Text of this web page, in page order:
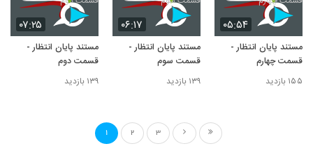
۰۵:۵۴
مستند پایان انتظار -
قسمت چهارم
۱۵۵ بازدید
۰۶:۱۷
مستند پایان انتظار -
قسمت سوم
۱۳۹ بازدید
۰۷:۲۵
مستند پایان انتظار -
قسمت دوم
۱۳۹ بازدید
1 2 3